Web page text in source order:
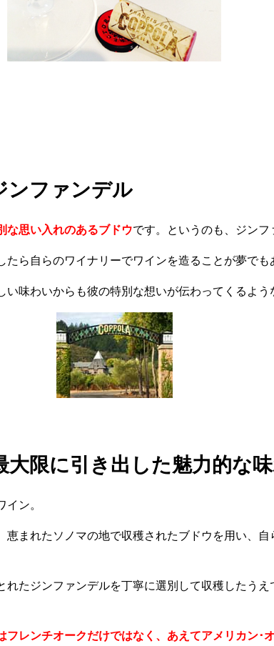
ファンデル
な思い入れのあるブドウです。というのも、ジン
ら自らのワイナリーでワインを造ることが夢でも
味わいからも彼の特別な想いが伝わってくるよう
大限に引き出した魅力的な
ン。
まれたソノマの地で収穫されたブドウを用い、
れたジンファンデルを丁寧に選別して収穫したう
フレンチオークだけではなく、あえてアメリカン･